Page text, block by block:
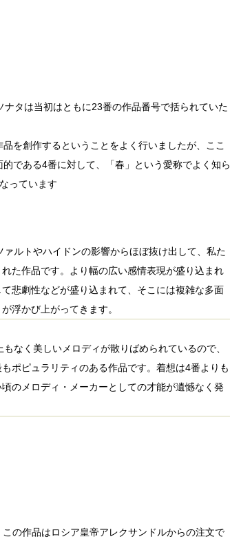
タは当初はともに23番の作品番号で括られていた
を創作するということをよく行いましたが、ここ
である4番に対して、「春」という愛称でよく知ら
っています
ルトやハイドンの影響からほぼ抜け出して、私た
た作品です。より幅の広い感情表現が盛り込まれ
悲劇性などが盛り込まれて、そこには複雑な多面
浮かび上がってきます。
なく美しいメロディが散りばめられているので、
ポピュラリティのある作品です。着想は4番よりも
のメロディ・メーカーとしての才能が遺憾なく発
の作品はロシア皇帝アレクサンドルからの注文で